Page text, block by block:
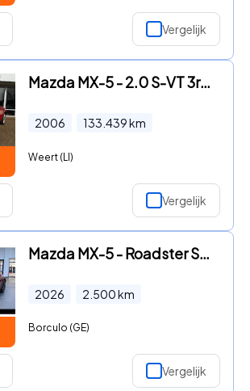
Vergelijk
Mazda MX-5 - 2.0 S-VT 3rd Gen. LE
2006 133.439km
Weert (LI)
Vergelijk
Mazda MX-5 - Roadster SkyActiv-G 132 6MT Homura *BTW auto* *All-in prijs
2026 2.500km
Borculo (GE)
Vergelijk